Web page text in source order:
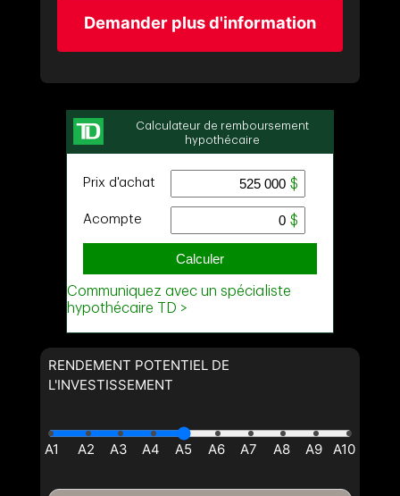
Demander plus d'information
RENDEMENT POTENTIEL DE
L'INVESTISSEMENT